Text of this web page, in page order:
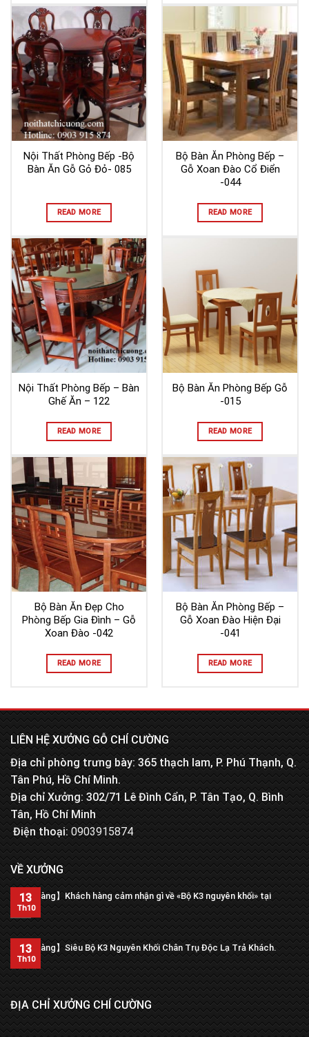
Nội Thất Phòng Bếp -Bộ
Bàn Ăn Gỗ Gỏ Đỏ- 085
READ MORE
Bộ Bàn Ăn Phòng Bếp –
Gỗ Xoan Đào Cổ Điển
-044
READ MORE
Nội Thất Phòng Bếp – Bàn
Ghế Ăn – 122
READ MORE
Bộ Bàn Ăn Phòng Bếp Gỗ
-015
READ MORE
Bộ Bàn Ăn Đẹp Cho
Phòng Bếp Gia Đình – Gỗ
Xoan Đào -042
READ MORE
Bộ Bàn Ăn Phòng Bếp –
Gỗ Xoan Đào Hiện Đại
-041
READ MORE
LIÊN HỆ XƯỞNG GỖ CHÍ CƯỜNG
Địa chỉ phòng trưng bày: 365 thạch lam, P. Phú Thạnh, Q.
Tân Phú, Hồ Chí Minh.
Địa chỉ Xưởng: 302/71 Lê Đình Cẩn, P. Tân Tạo, Q. Bình
Tân, Hồ Chí Minh
Điện thoại:0903915874
VỀ XƯỞNG
【Trả hàng】Khách hàng cảm nhận gì về «Bộ K3 nguyên khối» tại
xưởng?
13
Th10
【Trả hàng】Siêu Bộ K3 Nguyên Khối Chân Trụ Độc Lạ Trả Khách.
13
Th10
ĐỊA CHỈ XƯỞNG CHÍ CƯỜNG